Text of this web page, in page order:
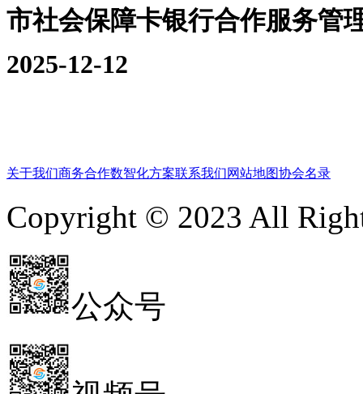
市社会保障卡银行合作服务管
2025-12-12
关于我们商务合作数智化方案联系我们网站地图协会名录
Copyright © 2023 All
公众号